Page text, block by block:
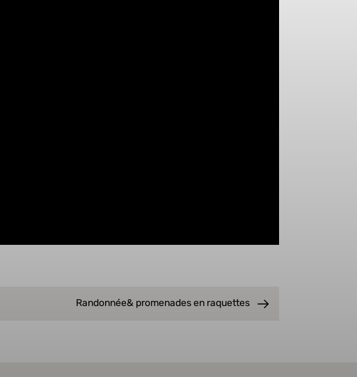
Randonnée& promenades en raquettes